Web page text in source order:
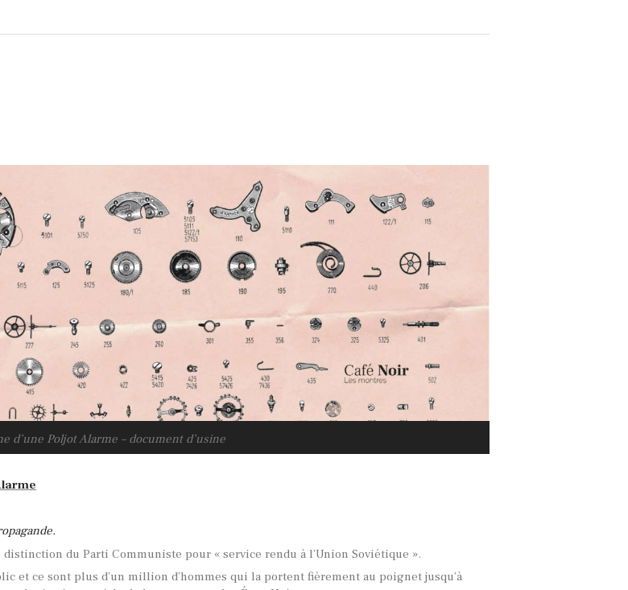
d’une Poljot Alarme – document d’usine
du Parti Communiste pour « service rendu à l’Union Soviétique ».
et ce sont plus d’un million d’hommes qui la portent fièrement au poignet jusqu’à